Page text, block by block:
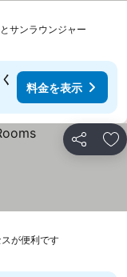
サンラウンジャー
料金を表示
シェア お
が便利です